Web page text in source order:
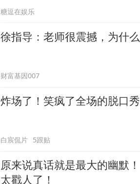
糖逗在娱乐
徐指导：老师很震撼，为什
财富基因007
炸场了！笑疯了全场的脱口
白宸侃片 5跟贴
原来说真话就是最大的幽默
太戳人了！